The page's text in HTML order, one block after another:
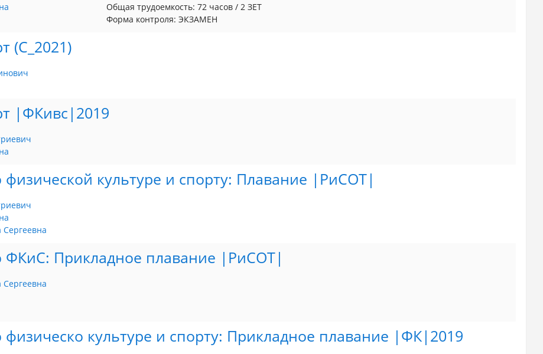
Общая трудоемкость: 72 часов / 2 ЗЕТ
Форма контроля: ЭКЗАМЕН
(С_2021)
|ФКивс|2019
культуре и спорту: Плавание |РиСОТ|
Сергеевна
ФКиС: Прикладное плавание |РиСОТ|
Сергеевна
культуре и спорту: Прикладное плавание |ФК|2019